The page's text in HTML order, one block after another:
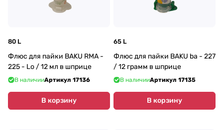
80 L
Флюс для пайки BAKU RMA -
225 - Lo / 12 мл в шприце
В наличииАртикул 17136
В корзину
65 L
Флюс для пайки BAKU ba - 227
/ 12 грамм в шприце
В наличииАртикул 17135
В корзину